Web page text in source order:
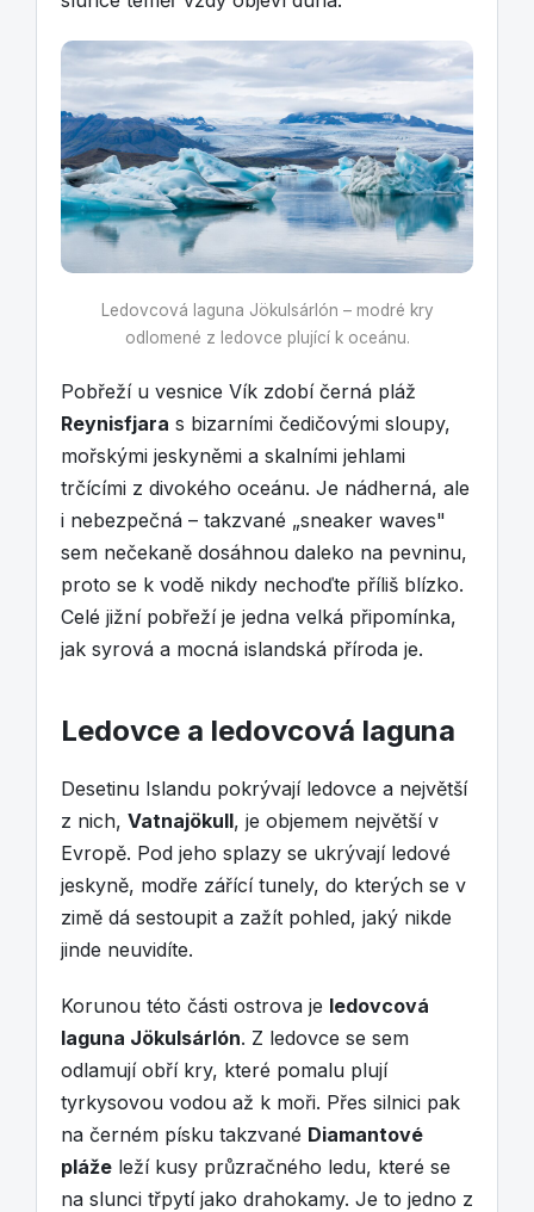
Ledovcová laguna Jökulsárlón – modré kry
odlomené z ledovce plující k oceánu.
Pobřeží u vesnice Vík zdobí černá pláž
Reynisfjara s bizarními čedičovými sloupy,
mořskými jeskyněmi a skalními jehlami
trčícími z divokého oceánu. Je nádherná, ale
i nebezpečná – takzvané „sneaker waves"
sem nečekaně dosáhnou daleko na pevninu,
proto se k vodě nikdy nechoďte příliš blízko.
Celé jižní pobřeží je jedna velká připomínka,
jak syrová a mocná islandská příroda je.
Ledovce a ledovcová laguna
Desetinu Islandu pokrývají ledovce a největší
z nich, Vatnajökull, je objemem největší v
Evropě. Pod jeho splazy se ukrývají ledové
jeskyně, modře zářící tunely, do kterých se v
zimě dá sestoupit a zažít pohled, jaký nikde
jinde neuvidíte.
Korunou této části ostrova je ledovcová
laguna Jökulsárlón. Z ledovce se sem
odlamují obří kry, které pomalu plují
tyrkysovou vodou až k moři. Přes silnici pak
na černém písku takzvané Diamantové
pláže leží kusy průzračného ledu, které se
na slunci třpytí jako drahokamy. Je to jedno z